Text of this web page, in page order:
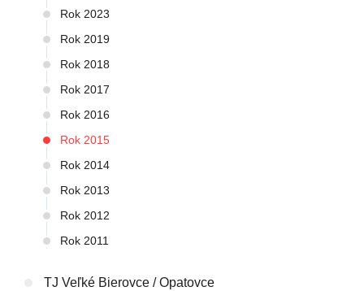
Rok 2023
Rok 2019
Rok 2018
Rok 2017
Rok 2016
Rok 2015
Rok 2014
Rok 2013
Rok 2012
Rok 2011
TJ Veľké Bierovce / Opatovce